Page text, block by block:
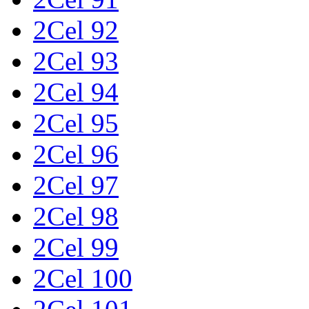
2Cel 92
2Cel 93
2Cel 94
2Cel 95
2Cel 96
2Cel 97
2Cel 98
2Cel 99
2Cel 100